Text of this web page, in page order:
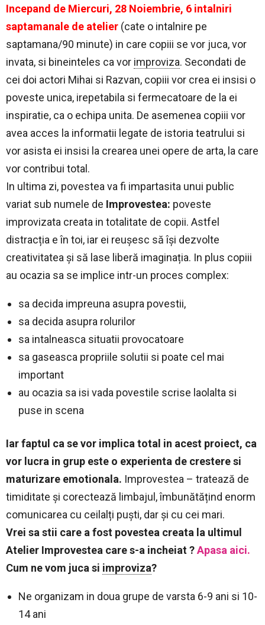
Incepand de Miercuri, 28 Noiembrie, 6 intalniri
saptamanale de atelier (cate o intalnire pe
saptamana/90 minute) in care copiii se vor juca, vor
invata, si bineinteles ca vor improviza. Secondati de
cei doi actori Mihai si Razvan, copiii vor crea ei insisi o
poveste unica, irepetabila si fermecatoare de la ei
inspiratie, ca o echipa unita. De asemenea copiii vor
avea acces la informatii legate de istoria teatrului si
vor asista ei insisi la crearea unei opere de arta, la care
vor contribui total.
In ultima zi, povestea va fi impartasita unui public
variat sub numele de Improvestea: poveste
improvizata creata in totalitate de copii. Astfel
distracția e în toi, iar ei reușesc să își dezvolte
creativitatea și să lase liberă imaginația. In plus copiii
au ocazia sa se implice intr-un proces complex:
sa decida impreuna asupra povestii,
sa decida asupra rolurilor
sa intalneasca situatii provocatoare
sa gaseasca propriile solutii si poate cel mai
important
au ocazia sa isi vada povestile scrise laolalta si
puse in scena
Iar faptul ca se vor implica total in acest proiect, ca
vor lucra in grup este o experienta de crestere si
maturizare emotionala. Improvestea – tratează de
timiditate și corectează limbajul, îmbunătățind enorm
comunicarea cu ceilalți puști, dar și cu cei mari.
Vrei sa stii care a fost povestea creata la ultimul
Atelier Improvestea care s-a incheiat ?Apasa aici.
Cum ne vom juca si improviza?
Ne organizam in doua grupe de varsta 6-9 ani si 10-
14 ani